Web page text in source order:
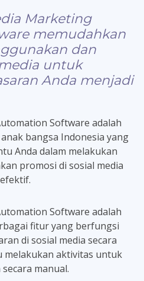
Marketing
memudahkan
dan
untuk
Anda menjadi
Software adalah
bangsa Indonesia yang
Anda dalam melakukan
promosi di sosial media
Software adalah
fitur yang berfungsi
di sosial media secara
melakukan aktivitas untuk
manual.